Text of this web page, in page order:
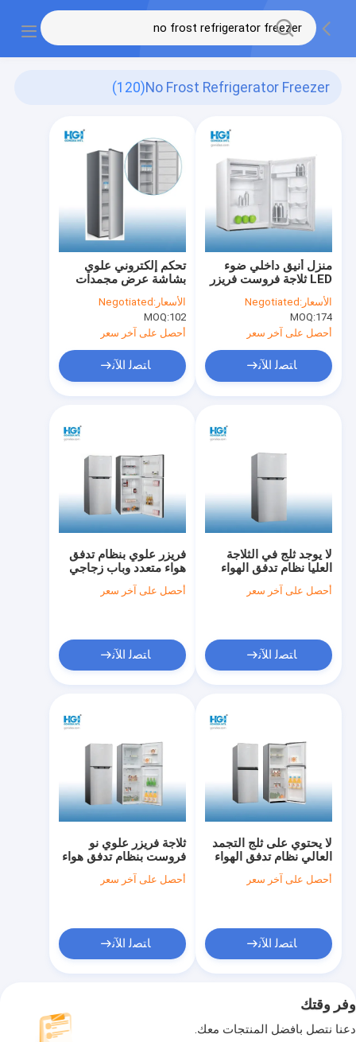
No Frost Refrigerator Freezer
(120)
تحكم إلكتروني علوي
بشاشة عرض مجمدات
باب واحد خالية من
الصقيع مع صواني
الأسعار: Negotiated
MOQ:102
أحصل على آخر سعر
ﺎﺘﺼﻟ ﺍﻶﻧ
منزل أنيق داخلي ضوء
LED ثلاجة فروست فريزر
ميني
الأسعار: Negotiated
MOQ:174
أحصل على آخر سعر
ﺎﺘﺼﻟ ﺍﻶﻧ
فريزر علوي بنظام تدفق
هواء متعدد وباب زجاجي
290W
أحصل على آخر سعر
ﺎﺘﺼﻟ ﺍﻶﻧ
لا يوجد ثلج في الثلاجة
العليا نظام تدفق الهواء
المتعدد ثلاجة الباب
الزجاجي Bcd-338W
أحصل على آخر سعر
ﺎﺘﺼﻟ ﺍﻶﻧ
ثلاجة فريزر علوي نو
فروست بنظام تدفق هواء
220W
أحصل على آخر سعر
ﺎﺘﺼﻟ ﺍﻶﻧ
لا يحتوي على ثلج التجمد
العالي نظام تدفق الهواء
المتعدد ثلاجة الباب
الزجاجي Bcd-175W
أحصل على آخر سعر
ﺎﺘﺼﻟ ﺍﻶﻧ
وفر وقتك
دعنا نتصل بأفضل المنتجات معك.